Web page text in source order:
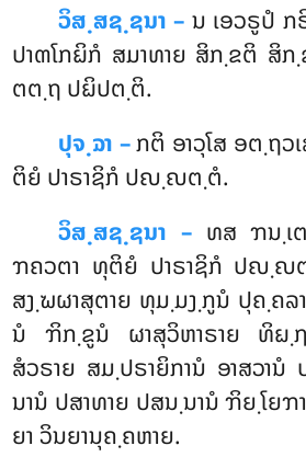
ວິສ຺ສຊ຺ຊນາ – ນ ເອວຣູປໍ ກ
ປາຓໂກຏິກໍ ສມາທາຍ ສິກ຺ຂຕິ ສິ
ຕຕ຺ຖ ປຏິປຕ຺ຕິ.
ປຸຈ຺ຉາ –ກຕິ ອາວຸໂສ ອຕ຺ຖວ
ຕິຍໍ ປາຣາຊິກໍ ປຎ຺ຎຕ຺ຕໍ.
ວິສ຺ສຊ຺ຊນາ –ທສ ຠນ຺ເ
ຠຄວຕາ ທຸຕິຍໍ ປາຣາຊິກໍ ປຎ຺
ສງ຺ຆຜາສຸຕາຍ ທຸມ຺ມງ຺ກູນໍ ປຸຄ຺ຄລ
ນໍ ຠິກ຺ຂູນໍ ຜາສຸວິຫາຣາຍ ທິຏ຺ຐ
ສໍວຣາຍ ສມ຺ປຣາຍິການໍ ອາສວາ
ນານໍ ປສາທາຍ ປສນ຺ນານໍ ຠິຍ຺ໂຍ
ຍາ ວິນຍານຸຄ຺ຄຫາຍ.